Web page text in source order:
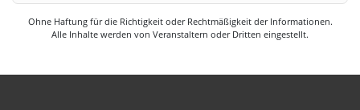
Ohne Haftung für die Richtigkeit oder Rechtmäßigkeit der Informationen.
Alle Inhalte werden von Veranstaltern oder Dritten eingestellt.